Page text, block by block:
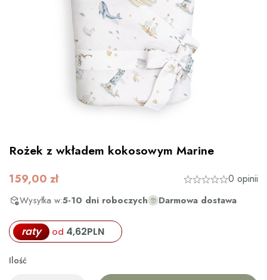
Rożek z wkładem kokosowym Marine
159,00 zł 0 opinii
Wysyłka w:5-10 dni roboczych Darmowa dostawa
raty od 4,62PLN
Ilość